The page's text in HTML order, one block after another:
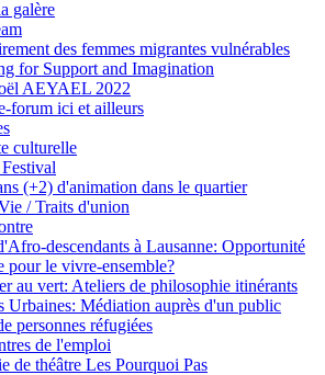
galère
des femmes migrantes vulnérables
for Support and Imagination
AEYAEL 2022
forum ici et ailleurs
culturelle
(+2) d'animation dans le quartier
/ Traits d'union
descendants à Lausanne: Opportunité
pour le vivre-ensemble?
au vert: Ateliers de philosophie itinérants
Urbaines: Médiation auprès d'un public
personnes réfugiées
de l'emploi
de théâtre Les Pourquoi Pas